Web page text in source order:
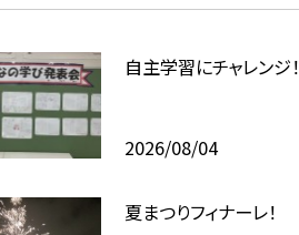
自主学習にチャレンジ！
2026/08/04
夏まつりフィナーレ！